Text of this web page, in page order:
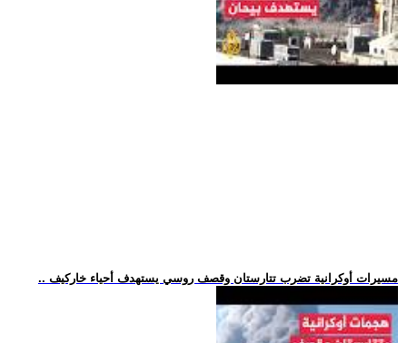
.. مسيرات أوكرانية تضرب تتارستان وقصف روسي يستهدف أحياء خاركيف